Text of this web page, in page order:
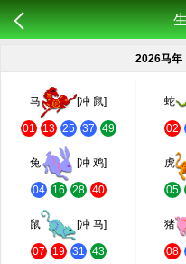
2026马年
马 [冲 鼠]
01 13 25 37 49
蛇
02
兔 [冲 鸡]
04 16 28 40
虎
05
鼠 [冲 马]
07 19 31 43
猪
08